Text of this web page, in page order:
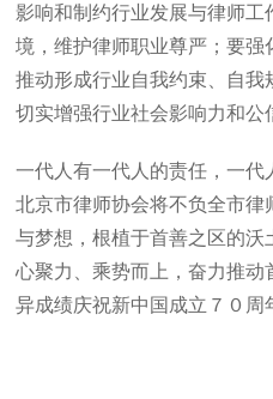
影响和制约行业发展与律师
境，维护律师职业尊严；要强
推动形成行业自我约束、自我
切实增强行业社会影响力和公
一代人有一代人的责任，一
北京市律师协会将不负全市
与梦想，根植于首善之区的
心聚力、乘势而上，奋力推
异成绩庆祝新中国成立７０周